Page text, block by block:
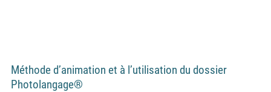
Méthode d’animation et à l’utilisation du dossier
Photolangage®